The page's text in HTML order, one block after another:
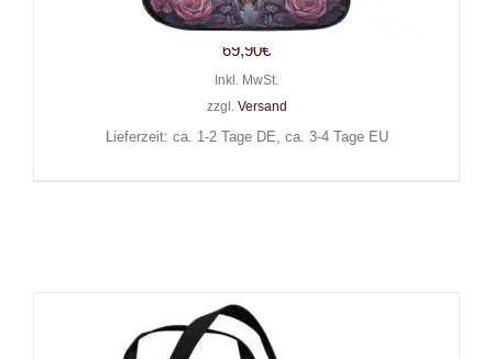
Butterfly
69,90€
Inkl. MwSt.
zzgl. Versand
Lieferzeit: ca. 1-2 Tage DE, ca. 3-4 Tage EU